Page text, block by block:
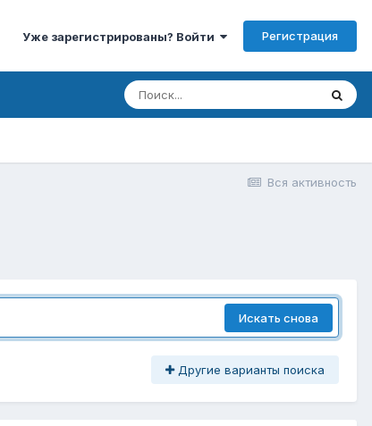
Уже зарегистрированы? Войти Регистрация
Вся активность
Искать снова
Другие варианты поиска